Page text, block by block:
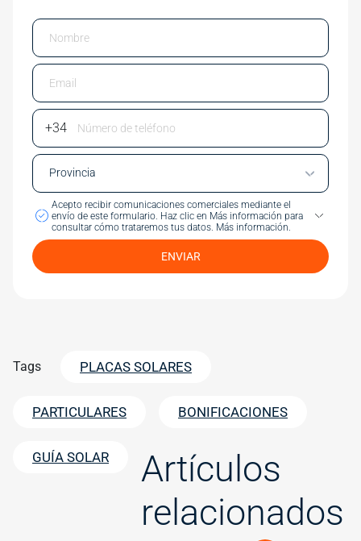
Email
Phone Number
Acepto recibir comunicaciones comerciales mediante el
envío de este formulario. Haz clic en Más información para
consultar cómo trataremos tus datos. Más información.
ENVIAR
Tags PLACAS SOLARES
PARTICULARES BONIFICACIONES
GUÍA SOLAR
Artículos
relacionados